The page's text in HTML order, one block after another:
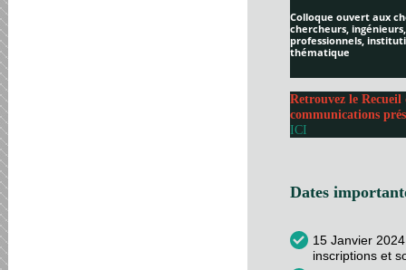
Colloque ouvert aux
chercheurs,
professionnels,
thématique
Retrouvez le Recueil
communications
ICI
Dates
15 Janvier
inscriptions et